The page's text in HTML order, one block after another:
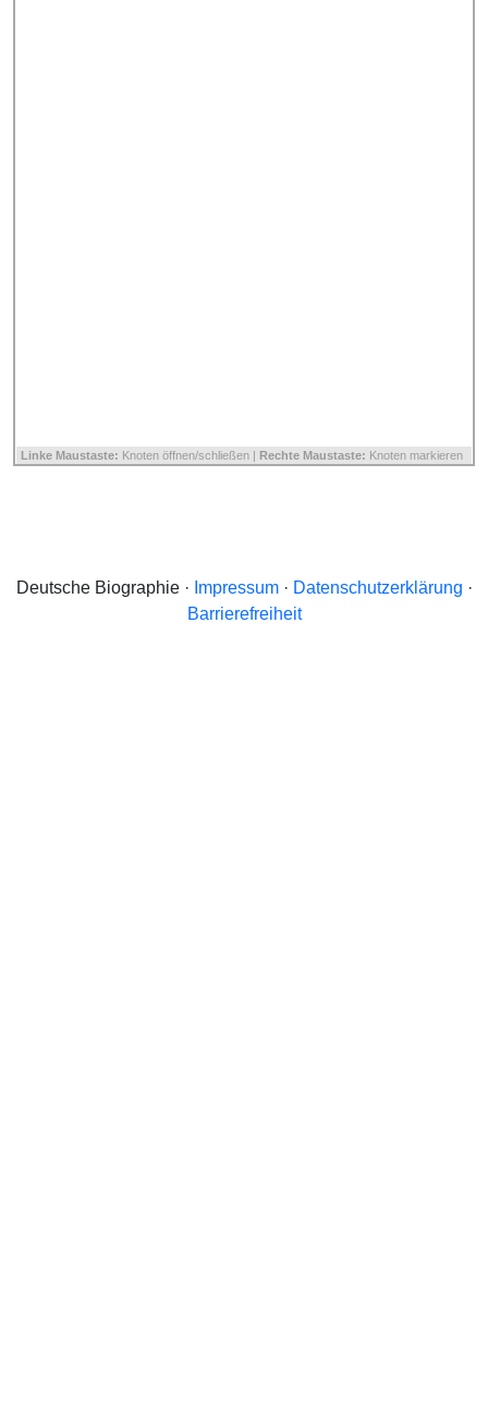
Linke Maustaste: Knoten öffnen/schließen | Rechte Maustaste: Knoten markieren
Deutsche Biographie · Impressum· Datenschutzerklärung ·
Barrierefreiheit